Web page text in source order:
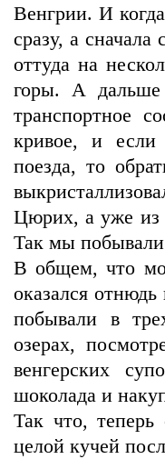
Венгрии. И
сразу, а сначала
оттуда на
горы. А дальше
транспортное
кривое, и если
поезда, то
Цюрих, а уже из
Так мы
В общем, что
оказался
побывали в
озерах,
венгерских
шоколада и
Так что, теперь
целой кучей